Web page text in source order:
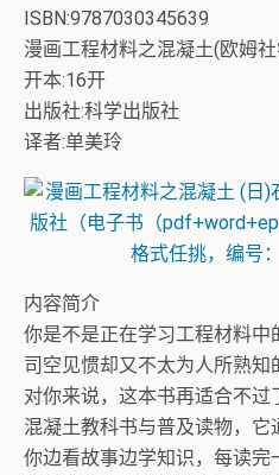
ISBN:9787030345639
漫画工程材料之混凝土(欧姆
开本:16开
出版社:科学出版社
译者:单美玲
内容简介
你是不是正在学习工程材料
司空见惯却又不太为人所熟知
对你来说，这本书再适合不
混凝土教科书与普及读物，
你边看故事边学知识，每读